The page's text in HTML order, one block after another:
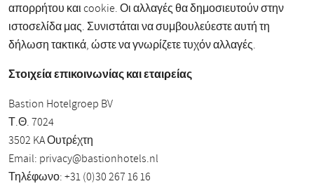
απορρήτου και cookie. Οι αλλαγές θα δημοσιευτούν στην
ιστοσελίδα μας. Συνιστάται να συμβουλεύεστε αυτή τη
δήλωση τακτικά, ώστε να γνωρίζετε τυχόν αλλαγές.
Στοιχεία επικοινωνίας και εταιρείας
Bastion Hotelgroep BV
Τ.Θ. 7024
3502 KA Ουτρέχτη
Email: privacy@bastionhotels.nl
Τηλέφωνο: +31 (0)30 267 16 16